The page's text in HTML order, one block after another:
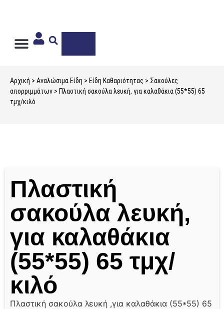
Αρχική > Αναλώσιμα Είδη > Είδη Καθαριότητας > Σακούλες
απορριμμάτων > Πλαστική σακούλα λευκή, για καλαθάκια (55*55) 65
τμχ/κιλό
Πλαστική
σακούλα λευκή,
για καλαθάκια
(55*55) 65 τμχ/
κιλό
Πλαστική σακούλα λευκή ,για καλαθάκια (55*55) 65